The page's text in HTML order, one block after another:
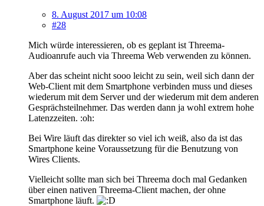
8. August 2017 um 10:08
#28
Mich würde interessieren, ob es geplant ist Threema-
Audioanrufe auch via Threema Web verwenden zu können.
Aber das scheint nicht sooo leicht zu sein, weil sich dann der
Web-Client mit dem Smartphone verbinden muss und dieses
wiederum mit dem Server und der wiederum mit dem anderen
Gesprächsteilnehmer. Das werden dann ja wohl extrem hohe
Latenzzeiten. :oh:
Bei Wire läuft das direkter so viel ich weiß, also da ist das
Smartphone keine Voraussetzung für die Benutzung von
Wires Clients.
Vielleicht sollte man sich bei Threema doch mal Gedanken
über einen nativen Threema-Client machen, der ohne
Smartphone läuft.